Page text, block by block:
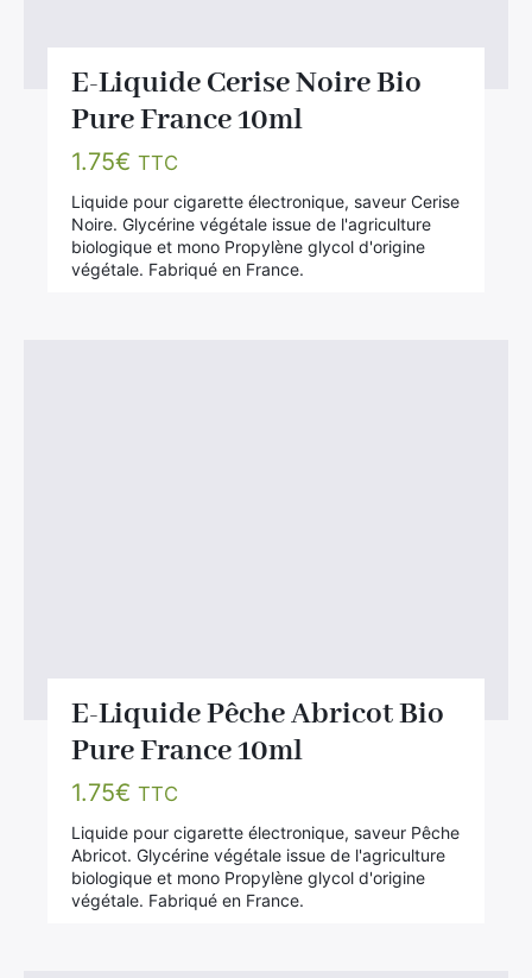
E-Liquide Cerise Noire Bio
Pure France 10ml
1.75€ TTC
Liquide pour cigarette électronique, saveur Cerise
Noire. Glycérine végétale issue de l'agriculture
biologique et mono Propylène glycol d'origine
végétale. Fabriqué en France.
E-Liquide Pêche Abricot Bio
Pure France 10ml
1.75€ TTC
Liquide pour cigarette électronique, saveur Pêche
Abricot. Glycérine végétale issue de l'agriculture
biologique et mono Propylène glycol d'origine
végétale. Fabriqué en France.